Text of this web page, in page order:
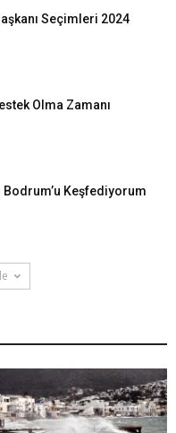
Seçimleri 2024
Olma Zamanı
Bodrum’u Keşfediyorum